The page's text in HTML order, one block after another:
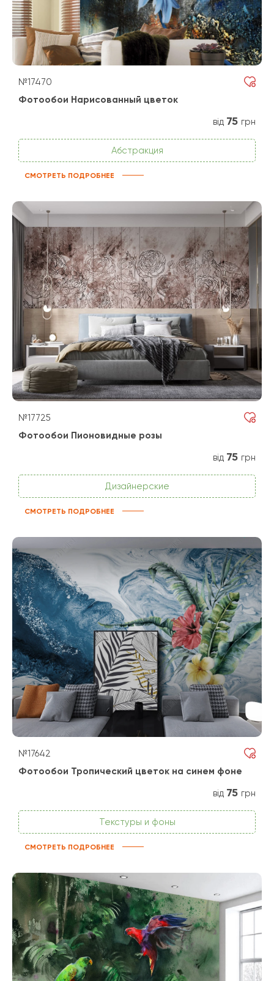
№17470
Фотообои Нарисованный цветок
від 75 грн
Абстракция
СМОТРЕТЬ ПОДРОБНЕЕ
№17725
Фотообои Пионовидные розы
від 75 грн
Дизайнерские
СМОТРЕТЬ ПОДРОБНЕЕ
№17642
Фотообои Тропический цветок на синем фоне
від 75 грн
Текстуры и фоны
СМОТРЕТЬ ПОДРОБНЕЕ